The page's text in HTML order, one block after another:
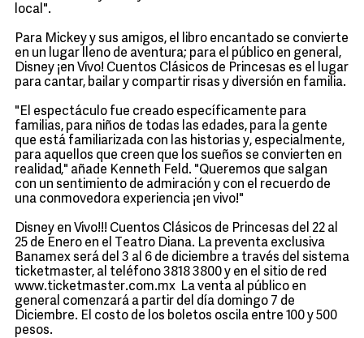
local".
Para Mickey y sus amigos, el libro encantado se convierte
en un lugar lleno de aventura; para el público en general,
Disney ¡en Vivo! Cuentos Clásicos de Princesas es el lugar
para cantar, bailar y compartir risas y diversión en familia.
"El espectáculo fue creado específicamente para
familias, para niños de todas las edades, para la gente
que está familiarizada con las historias y, especialmente,
para aquellos que creen que los sueños se convierten en
realidad," añade Kenneth Feld. "Queremos que salgan
con un sentimiento de admiración y con el recuerdo de
una conmovedora experiencia ¡en vivo!"
Disney en Vivo!!! Cuentos Clásicos de Princesas del 22 al
25 de Enero en el Teatro Diana. La preventa exclusiva
Banamex será del 3 al 6 de diciembre a través del sistema
ticketmaster, al teléfono 3818 3800 y en el sitio de red
www.ticketmaster.com.mx La venta al público en
general comenzará a partir del día domingo 7 de
Diciembre. El costo de los boletos oscila entre 100 y 500
pesos.